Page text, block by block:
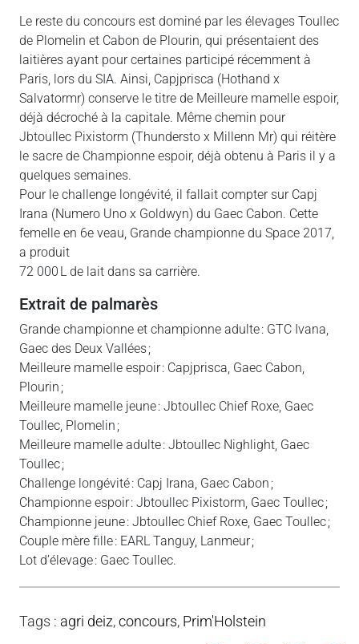
Le reste du concours est dominé par les élevages Toullec
de Plomelin et Cabon de Plourin, qui présentaient des
laitières ayant pour certaines participé récemment à
Paris, lors du SIA. Ainsi, Capjprisca (Hothand x
Salvatormr) conserve le titre de Meilleure mamelle espoir,
déjà décroché à la capitale. Même chemin pour
Jbtoullec Pixistorm (Thundersto x Millenn Mr) qui réitère
le sacre de Championne espoir, déjà obtenu à Paris il y a
quelques semaines.
Pour le challenge longévité, il fallait compter sur Capj
Irana (Numero Uno x Goldwyn) du Gaec Cabon. Cette
femelle en 6e veau, Grande championne du Space 2017,
a produit
72 000 L de lait dans sa carrière.
Extrait de palmarès
Grande championne et championne adulte : GTC Ivana,
Gaec des Deux Vallées ;
Meilleure mamelle espoir : Capjprisca, Gaec Cabon,
Plourin ;
Meilleure mamelle jeune : Jbtoullec Chief Roxe, Gaec
Toullec, Plomelin ;
Meilleure mamelle adulte : Jbtoullec Nighlight, Gaec
Toullec ;
Challenge longévité : Capj Irana, Gaec Cabon ;
Championne espoir : Jbtoullec Pixistorm, Gaec Toullec ;
Championne jeune : Jbtoullec Chief Roxe, Gaec Toullec ;
Couple mère fille : EARL Tanguy, Lanmeur ;
Lot d’élevage : Gaec Toullec.
Tags : agri deiz,concours, Prim'Holstein